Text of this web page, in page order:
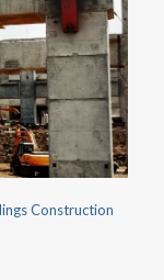
Construction